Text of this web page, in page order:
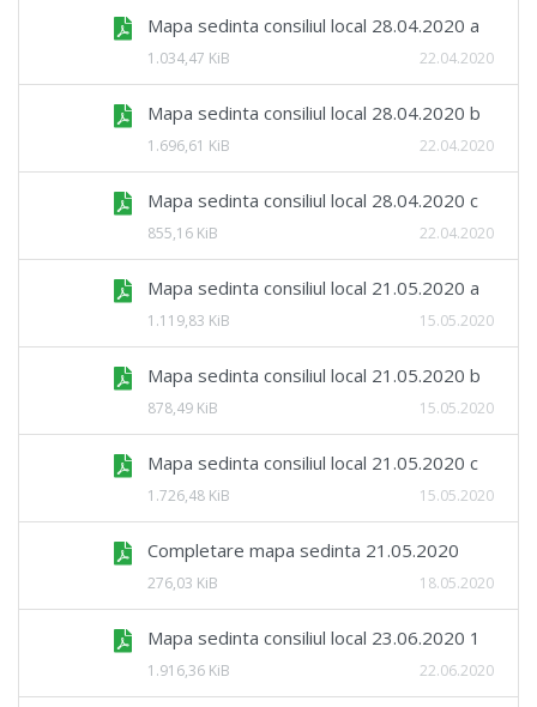
Mapa sedinta consiliul local 28.04.2020 a
1.034,47 KiB 22.04.2020
Mapa sedinta consiliul local 28.04.2020 b
1.696,61 KiB 22.04.2020
Mapa sedinta consiliul local 28.04.2020 c
855,16 KiB 22.04.2020
Mapa sedinta consiliul local 21.05.2020 a
1.119,83 KiB 15.05.2020
Mapa sedinta consiliul local 21.05.2020 b
878,49 KiB 15.05.2020
Mapa sedinta consiliul local 21.05.2020 c
1.726,48 KiB 15.05.2020
Completare mapa sedinta 21.05.2020
276,03 KiB 18.05.2020
Mapa sedinta consiliul local 23.06.2020 1
1.916,36 KiB 22.06.2020